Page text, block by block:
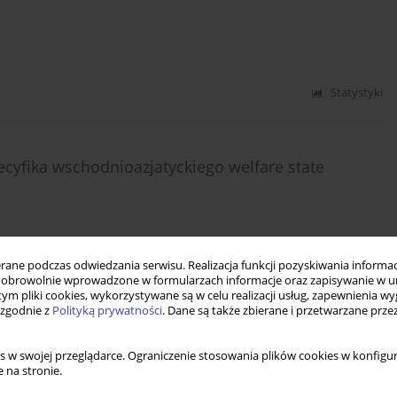
podczas odwiedzania serwisu. Realizacja funkcji pozyskiwania
wprowadzone w formularzach informacje oraz zapisywanie w
pliki cookies, wykorzystywane są w celu realizacji usług, zapewnienia
z Polityką prywatności. Dane są także zbierane i przetwarzane
w swojej przeglądarce. Ograniczenie stosowania plików cookies w
na stronie.
Statystyki
wschodnioazjatyckiego welfare state
— rozwój systemu emerytalnego i
w Japonii